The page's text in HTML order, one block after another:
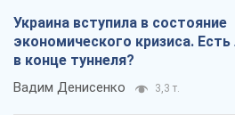
Украина вступила в состояние
экономического кризиса. Есть
в конце туннеля?
Вадим Денисенко 3,3 т.